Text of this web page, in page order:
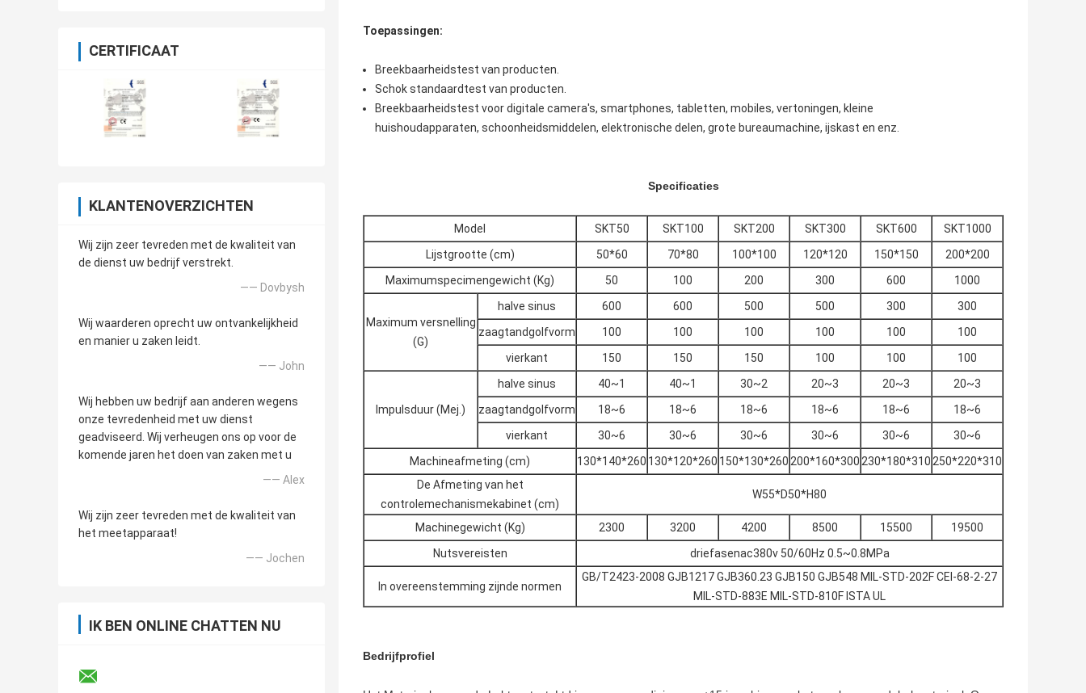
CERTIFICAAT
KLANTENOVERZICHTEN
Wij zijn zeer tevreden met de kwaliteit van
de dienst uw bedrijf verstrekt.
—— Dovbysh
Wij waarderen oprecht uw ontvankelijkheid
en manier u zaken leidt.
—— John
Wij hebben uw bedrijf aan anderen wegens
onze tevredenheid met uw dienst
geadviseerd. Wij verheugen ons op voor de
komende jaren het doen van zaken met u
—— Alex
Wij zijn zeer tevreden met de kwaliteit van
het meetapparaat!
—— Jochen
IK BEN ONLINE CHATTEN NU
Toepassingen:
Breekbaarheidstest van producten.
Schok standaardtest van producten.
Breekbaarheidstest voor digitale camera's, smartphones, tabletten, mobiles, vertoningen, kleine
huishoudapparaten, schoonheidsmiddelen, elektronische delen, grote bureaumachine, ijskast en enz.
Specificaties
Model SKT50 SKT100 SKT200 SKT300 SKT600
SKT1000
Lijstgrootte (cm)
50*60 70*80 100*100 120*120 150*150
200*200
Maximumspecimengewicht (Kg)
50 100 200 300 600 1000
Maximum versnelling
(G)
halve sinus 600 600 500 500 300
300
zaagtandgolfvorm
100 100 100 100 100
100
vierkant
150 150 150 100 100 100
Impulsduur (Mej.)
halve sinus 40~1 40~1 30~2 20~3 20~3
20~3
zaagtandgolfvorm
18~6 18~6 18~6 18~6 18~6
18~6
vierkant
30~6 30~6 30~6 30~6 30~6
30~6
Machineafmeting (cm)
130*140*260 130*120*260 150*130*260200*160*300230*180*310250*220*310
De Afmeting van het
controlemechanismekabinet (cm)
W55*D50*H80
Machinegewicht (Kg) 2300 3200 4200 8500 15500
19500
Nutsvereisten
driefasenac380v 50/60Hz 0.5~0.8MPa
In overeenstemming zijnde normen
GB/T2423-2008 GJB1217 GJB360.23 GJB150 GJB548 MIL-STD-202F CEI-68-2-27
MIL-STD-883E MIL-STD-810F ISTA UL
Bedrijfprofiel